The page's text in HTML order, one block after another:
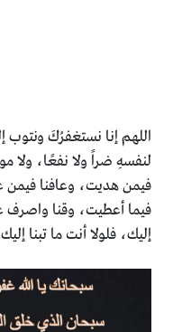
اللهم إنا نستغفرُكَ ونتوب
لنفسهِ ضراً ولا نفعًا، ولا
فيمن هديت، وعافنا فيمن
فيما أعطيت، وقنا
إليك، فلولا أنت ما تبنا